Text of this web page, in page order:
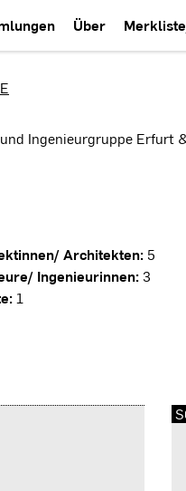
Über
Ingenieurgruppe Erfurt
Architekten: 5
Ingenieurinnen: 3
1